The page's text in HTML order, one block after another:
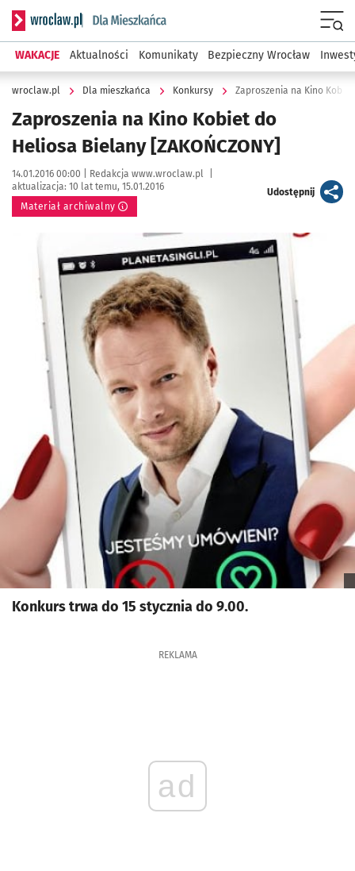
Serwis informacyjny wroclaw.pl podserwis: Dla mieszkańca
WAKACJE Aktualności Komunikaty Bezpieczny Wrocław
wroclaw.pl Dla mieszkańca Konkursy Zaproszenia na Kino Kobiet
Zaproszenia na Kino Kobiet do
Heliosa Bielany [ZAKOŃCZONY]
Data publikacji:
14.01.2016 00:00 | Autor:
Redakcja www.wroclaw.pl
aktualizacja: 10 lat temu, 15.01.2016
Materiał archiwalny
Udostępnijartykuł
Konkurs trwa do 15 stycznia do 9.00.
REKLAMA
ad